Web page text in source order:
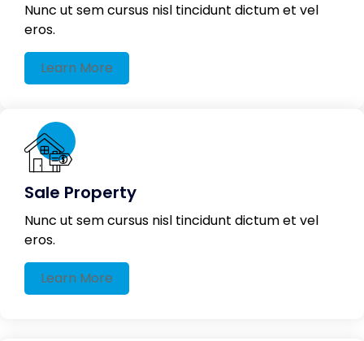
Nunc ut sem cursus nisl tincidunt dictum et vel
eros.
Learn More
Sale Property
Nunc ut sem cursus nisl tincidunt dictum et vel
eros.
Learn More